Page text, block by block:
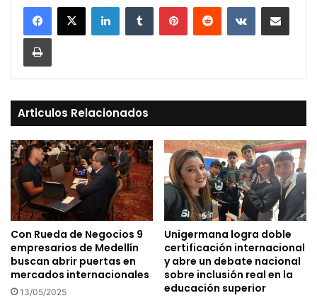
LinkedInTumblr PinterestReddit VKontakteCompartir vía Mail
Print
Articulos Relacionados
Con Rueda de Negocios 9
empresarios de Medellín
buscan abrir puertas en
mercados internacionales
13/05/2025
Unigermana logra doble
certificación internacional
y abre un debate nacional
sobre inclusión real en la
educación superior